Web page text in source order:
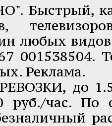
Быстрый,
любых
001538504.
Реклама.
до
руб./час. По